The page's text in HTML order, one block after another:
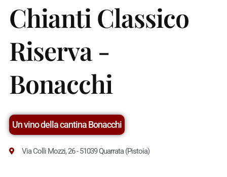
Chianti Classico
Riserva -
Bonacchi
Un vino della cantina Bonacchi
Via Colli Mozzi, 26 - 51039 Quarrata (Pistoia)